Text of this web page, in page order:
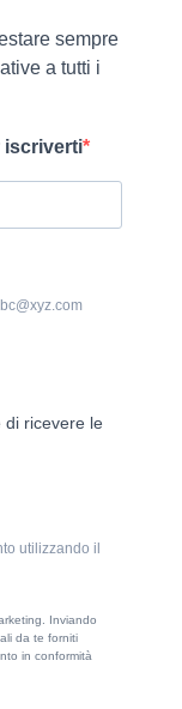
sempre
a tutti i
iscriverti
di ricevere le
utilizzando il
Inviando
da te forniti
in conformità